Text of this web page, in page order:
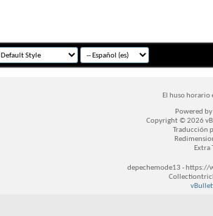
El huso horario
Powered by
Copyright © 2026
Traducción
Extra
depechemode13 -